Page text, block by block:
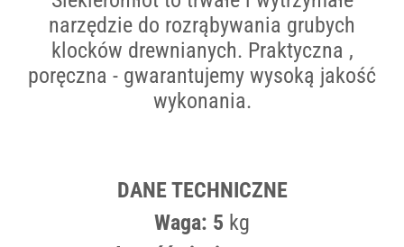
narzędzie do rozrąbywania grubych
klocków drewnianych. Praktyczna ,
poręczna - gwarantujemy wysoką jakość
wykonania.
DANE TECHNICZNE
Waga: 5 kg